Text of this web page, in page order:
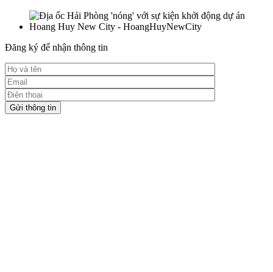
Đăng ký để nhận thông tin
Gửi thông tin